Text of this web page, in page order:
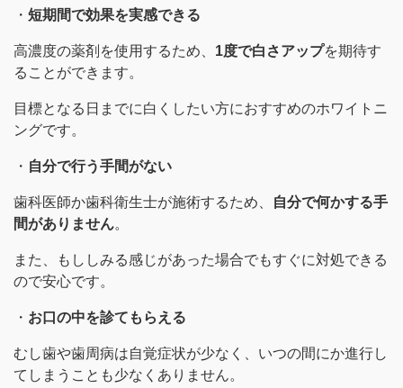
・ 短期間で効果を実感できる
高濃度の薬剤を使用するため、 1度で白さアップを期待す
ることができます。
目標となる日までに白くしたい方におすすめのホワイトニ
ングです。
・ 自分で行う手間がない
歯科医師か歯科衛生士が施術するため、
自分で何かする手
間がありません。
また、もししみる感じがあった場合でもすぐに対処できる
ので安心です。
・ お口の中を診てもらえる
むし歯や歯周病は自覚症状が少なく、いつの間にか進行し
てしまうことも少なくありません。